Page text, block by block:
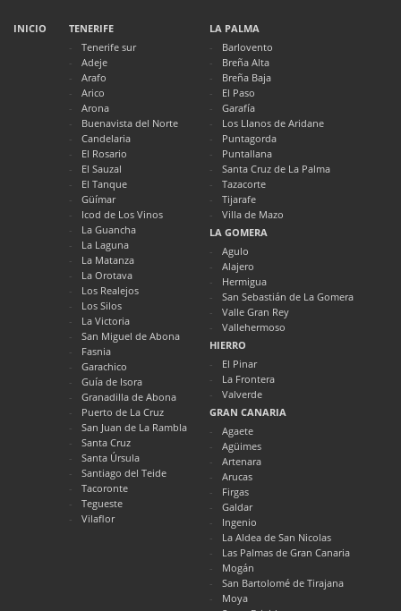
INICIO
TENERIFE
Tenerife sur
Adeje
Arafo
Arico
Arona
Buenavista del Norte
Candelaria
El Rosario
El Sauzal
El Tanque
Güímar
Icod de Los Vinos
La Guancha
La Laguna
La Matanza
La Orotava
Los Realejos
Los Silos
La Victoria
San Miguel de Abona
Fasnia
Garachico
Guía de Isora
Granadilla de Abona
Puerto de La Cruz
San Juan de La Rambla
Santa Cruz
Santa Úrsula
Santiago del Teide
Tacoronte
Tegueste
Vilaflor
LA PALMA
Barlovento
Breña Alta
Breña Baja
El Paso
Garafía
Los Llanos de Aridane
Puntagorda
Puntallana
Santa Cruz de La Palma
Tazacorte
Tijarafe
Villa de Mazo
LA GOMERA
Agulo
Alajero
Hermigua
San Sebastián de La Gomera
Valle Gran Rey
Vallehermoso
HIERRO
El Pinar
La Frontera
Valverde
GRAN CANARIA
Agaete
Agüimes
Artenara
Arucas
Firgas
Galdar
Ingenio
La Aldea de San Nicolas
Las Palmas de Gran Canaria
Mogán
San Bartolomé de Tirajana
Moya